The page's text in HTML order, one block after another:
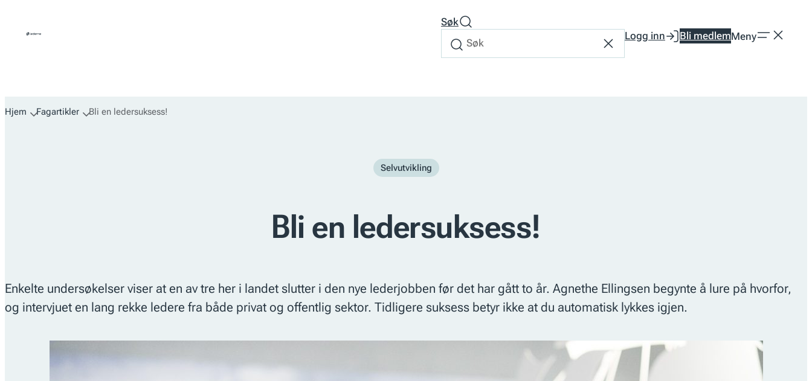
Søk
Søk
Søk
etter
TilbakestillLogg inn Bli medlemMeny
Hjem Fagartikler Bli en ledersuksess!
Selvutvikling
Bli en ledersuksess!
Enkelte undersøkelser viser at en av tre her i landet slutter i den nye lederjobben før det har gått to år. Agnethe Ellingsen begynte å lure på hvorfor,
og intervjuet en lang rekke ledere fra både privat og offentlig sektor. Tidligere suksess betyr ikke at du automatisk lykkes igjen.